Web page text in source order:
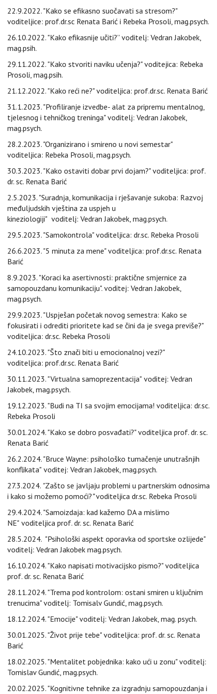
22.9.2022. "Kako se efikasno suočavati sa stresom?"
voditeljice: prof.dr.sc Renata Barić i Rebeka Prosoli, mag.psych.
26.10.2022. "Kako efikasnije učiti?” voditelj: Vedran Jakobek,
mag.psih.
29.11.2022. "Kako stvoriti naviku učenja?" voditejica: Rebeka
Prosoli, mag.psih.
21.12.2022. "Kako reći ne?" voditeljica: prof.dr.sc. Renata Barić
31.1.2023. "Profiliranje izvedbe- alat za pripremu mentalnog,
tjelesnog i tehničkog treninga" voditelj: Vedran Jakobek,
mag.psych.
28.2.2023. "Organizirano i smireno u novi semestar"
voditeljica: Rebeka Prosoli, mag.psych.
30.3.2023. "Kako ostaviti dobar prvi dojam?" voditeljica: prof.
dr. sc. Renata Barić
2.5.2023. "Suradnja, komunikacija i rješavanje sukoba: Razvoj
međuljudskih vještina za uspjeh u
kineziologiji" voditelj: Vedran Jakobek, mag.psych.
29.5.2023. "Samokontrola" voditeljica: dr.sc. Rebeka Prosoli
26.6.2023. "5 minuta za mene" voditeljica: prof.dr.sc. Renata
Barić
8.9.2023. "Koraci ka asertivnosti: praktične smjernice za
samopouzdanu komunikaciju". voditej: Vedran Jakobek,
mag.psych.
29.9.2023. "Uspješan početak novog semestra: Kako se
fokusirati i odrediti prioritete kad se čini da je svega previše?"
voditeljica: dr.sc. Rebeka Prosoli
24.10.2023. "Što znači biti u emocionalnoj vezi?"
voditeljica: prof.dr.sc. Renata Barić
30.11.2023. "Virtualna samoprezentacija" voditej: Vedran
Jakobek, mag.psych.
19.12.2023. "Budi na TI sa svojim emocijama! voditeljica: dr.sc.
Rebeka Prosoli
30.01.2024. "Kako se dobro posvađati?" voditeljica prof. dr. sc.
Renata Barić
26.2.2024. "Bruce Wayne: psihološko tumačenje unutrašnjih
konflikata" voditej: Vedran Jakobek, mag.psych.
27.3.2024. "Zašto se javljaju problemi u partnerskim odnosima
i kako si možemo pomoći?”voditeljica dr.sc. Rebeka Prosoli
29.4.2024. "Samoizdaja: kad kažemo DA a mislimo
NE" voditeljica prof. dr. sc. Renata Barić
28.5.2024. "Psihološki aspekt oporavka od sportske ozlijede"
voditelj: Vedran Jakobek mag.psych.
16.10.2024. "Kako napisati motivacijsko pismo?" voditeljica
prof. dr. sc. Renata Barić
28.11.2024. "Trema pod kontrolom: ostani smiren u ključnim
trenucima" voditelj: Tomisalv Gundić, mag.psych.
18.12.2024. "Emocije" voditelj: Vedran Jakobek, mag. psych.
30.01.2025. "Život prije tebe" voditeljica: prof. dr. sc. Renata
Barić
18.02.2025. "Mentalitet pobjednika: kako ući u zonu" voditelj:
Tomislav Gundić, mag.psych.
20.02.2025. "Kognitivne tehnike za izgradnju samopouzdanja i